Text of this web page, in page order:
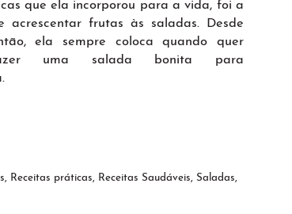
que ela incorporou para a vida, foi a
acrescentar frutas às saladas. Desde
ela sempre coloca quando quer
uma salada bonita para
, Receitas práticas, Receitas Saudáveis, Saladas,